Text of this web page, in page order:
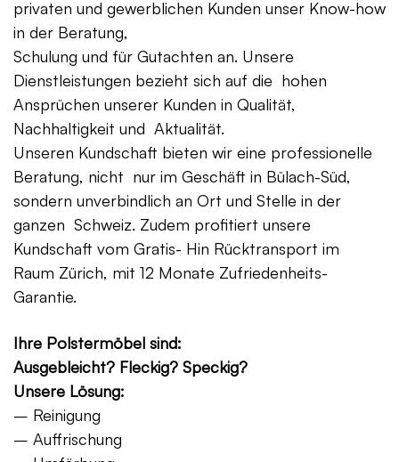
privaten und gewerblichen Kunden unser Know-how
in der Beratung,
Schulung und für Gutachten an. Unsere
Dienstleistungen bezieht sich auf die hohen
Ansprüchen unserer Kunden in Qualität,
Nachhaltigkeit und Aktualität.
Unseren Kundschaft bieten wir eine professionelle
Beratung, nicht nur im Geschäft in Bülach-Süd,
sondern unverbindlich an Ort und Stelle in der
ganzen Schweiz. Zudem profitiert unsere
Kundschaft vom Gratis- Hin Rücktransport im
Raum Zürich, mit 12 Monate Zufriedenheits-
Garantie.
Ihre Polstermöbel sind:
Ausgebleicht? Fleckig? Speckig?
Unsere Lösung:
– Reinigung
– Auffrischung